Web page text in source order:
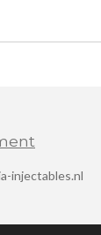
injectables.nl